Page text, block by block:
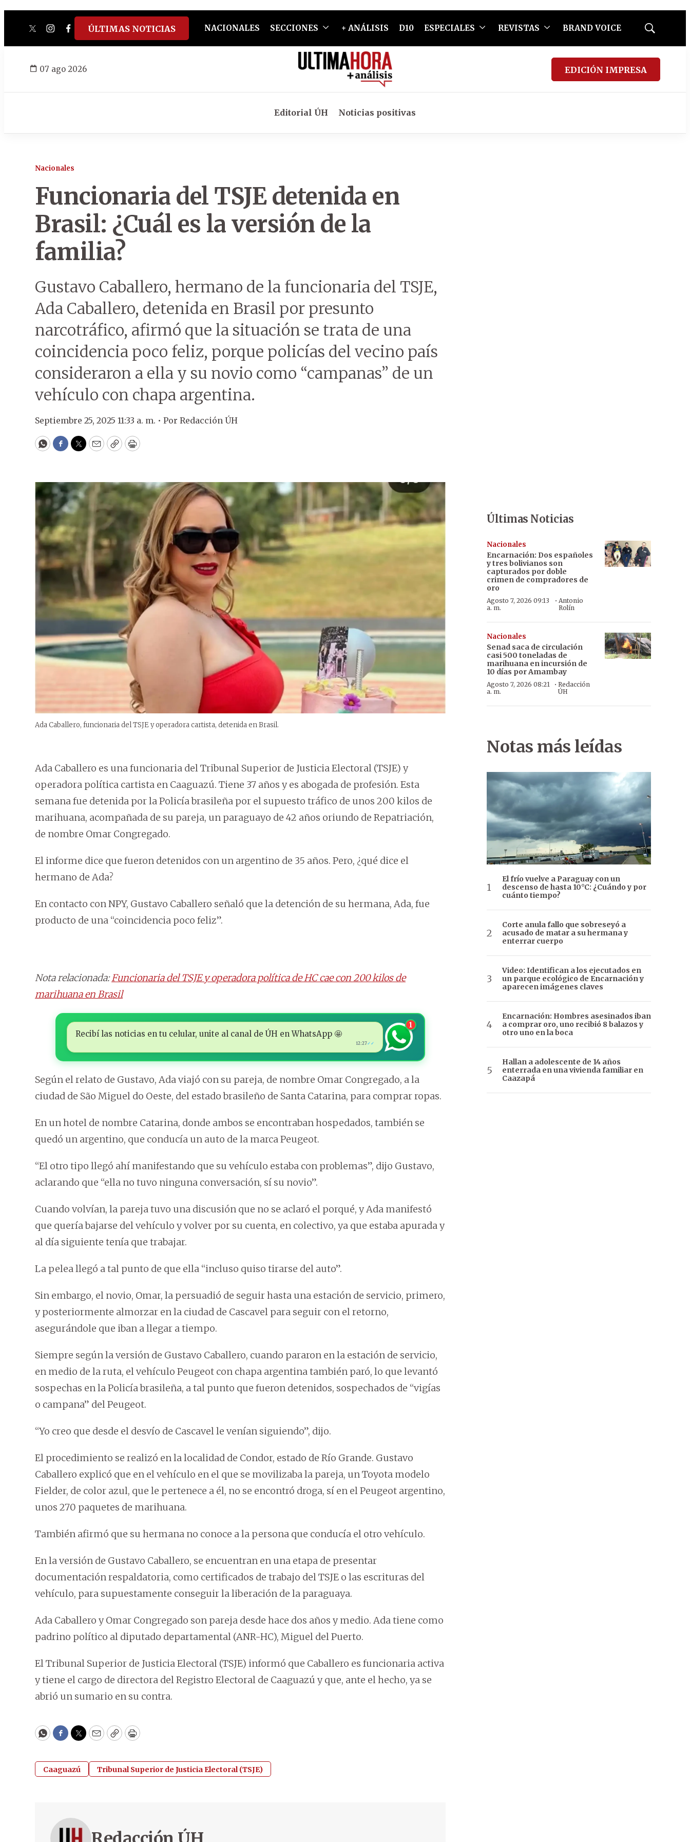
twitterinstagram
facebook
tiktokyoutube
spotify
ÚLTIMAS NOTICIAS NACIONALES SECCIONES + ANÁLISIS D10 ESPECIALES REVISTAS BRAND VOICE
Mostrar
07 ago 2026 EDICIÓN IMPRESA
Editorial ÚH Noticias positivas
Nacionales
Funcionaria del TSJE detenida en
Brasil: ¿Cuál es la versión de la
familia?
Gustavo Caballero, hermano de la funcionaria del TSJE,
Ada Caballero, detenida en Brasil por presunto
narcotráfico, afirmó que la situación se trata de una
coincidencia poco feliz, porque policías del vecino país
consideraron a ella y su novio como “campanas” de un
vehículo con chapa argentina.
Septiembre 25, 2025 11:33 a. m. • Por Redacción ÚH
WhatsApp
Facebook
Twitter
EmailCopyPrint
Ada Caballero, funcionaria del TSJE y operadora cartista, detenida en Brasil.
Ada Caballero es una funcionaria del Tribunal Superior de Justicia Electoral (TSJE) y
operadora política cartista en Caaguazú. Tiene 37 años y es abogada de profesión. Esta
semana fue detenida por la Policía brasileña por el supuesto tráfico de unos 200 kilos de
marihuana, acompañada de su pareja, un paraguayo de 42 años oriundo de Repatriación,
de nombre Omar Congregado.
El informe dice que fueron detenidos con un argentino de 35 años. Pero, ¿qué dice el
hermano de Ada?
En contacto con NPY, Gustavo Caballero señaló que la detención de su hermana, Ada, fue
producto de una “coincidencia poco feliz”.
Nota relacionada:Funcionaria del TSJE y operadora política de HC cae con 200 kilos de
marihuana en Brasil
Recibí las noticias en tu celular, unite al canal de ÚH en WhatsApp 🤩
12:27✓✓
1
Según el relato de Gustavo, Ada viajó con su pareja, de nombre Omar Congregado, a la
ciudad de São Miguel do Oeste, del estado brasileño de Santa Catarina, para comprar ropas.
En un hotel de nombre Catarina, donde ambos se encontraban hospedados, también se
quedó un argentino, que conducía un auto de la marca Peugeot.
“El otro tipo llegó ahí manifestando que su vehículo estaba con problemas”, dijo Gustavo,
aclarando que “ella no tuvo ninguna conversación, sí su novio”.
Cuando volvían, la pareja tuvo una discusión que no se aclaró el porqué, y Ada manifestó
que quería bajarse del vehículo y volver por su cuenta, en colectivo, ya que estaba apurada y
al día siguiente tenía que trabajar.
La pelea llegó a tal punto de que ella “incluso quiso tirarse del auto”.
Sin embargo, el novio, Omar, la persuadió de seguir hasta una estación de servicio, primero,
y posteriormente almorzar en la ciudad de Cascavel para seguir con el retorno,
asegurándole que iban a llegar a tiempo.
Siempre según la versión de Gustavo Caballero, cuando pararon en la estación de servicio,
en medio de la ruta, el vehículo Peugeot con chapa argentina también paró, lo que levantó
sospechas en la Policía brasileña, a tal punto que fueron detenidos, sospechados de “vigías
o campana” del Peugeot.
“Yo creo que desde el desvío de Cascavel le venían siguiendo”, dijo.
El procedimiento se realizó en la localidad de Condor, estado de Río Grande. Gustavo
Caballero explicó que en el vehículo en el que se movilizaba la pareja, un Toyota modelo
Fielder, de color azul, que le pertenece a él, no se encontró droga, sí en el Peugeot argentino,
unos 270 paquetes de marihuana.
También afirmó que su hermana no conoce a la persona que conducía el otro vehículo.
En la versión de Gustavo Caballero, se encuentran en una etapa de presentar
documentación respaldatoria, como certificados de trabajo del TSJE o las escrituras del
vehículo, para supuestamente conseguir la liberación de la paraguaya.
Ada Caballero y Omar Congregado son pareja desde hace dos años y medio. Ada tiene como
padrino político al diputado departamental (ANR-HC), Miguel del Puerto.
El Tribunal Superior de Justicia Electoral (TSJE) informó que Caballero es funcionaria activa
y tiene el cargo de directora del Registro Electoral de Caaguazú y que, ante el hecho, ya se
abrió un sumario en su contra.
WhatsApp
Facebook
Twitter
EmailCopyPrint
Caaguazú Tribunal Superior de Justicia Electoral (TSJE)
Últimas Noticias
Nacionales
Encarnación: Dos españoles
y tres bolivianos son
capturados por doble
crimen de compradores de
oro
Agosto 7, 2026 09:13
a. m.
·Antonio
Rolín
Nacionales
Senad saca de circulación
casi 500 toneladas de
marihuana en incursión de
10 días por Amambay
Agosto 7, 2026 08:21
a. m.
·Redacción
ÚH
Notas más leídas
El frío vuelve a Paraguay con un
descenso de hasta 10°C: ¿Cuándo y por
cuánto tiempo?
Corte anula fallo que sobreseyó a
acusado de matar a su hermana y
enterrar cuerpo
Video: Identifican a los ejecutados en
un parque ecológico de Encarnación y
aparecen imágenes claves
Encarnación: Hombres asesinados iban
a comprar oro, uno recibió 8 balazos y
otro uno en la boca
Hallan a adolescente de 14 años
enterrada en una vivienda familiar en
Caazapá